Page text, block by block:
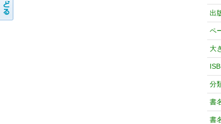
出
ペ
大
分
書
書